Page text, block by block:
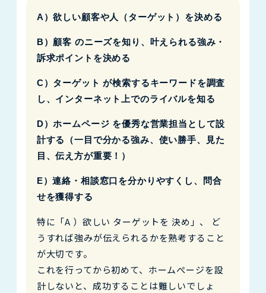
A）欲しい顧客や人（ターゲット）を決める
B）顧客 のニーズを知り、叶えられる強み・
訴求ポイントを決める
C）ターゲット が検索するキーワードを調査
し、インターネット上でのライバルを知る
D）ホームページ を優秀な営業担当として設
計する（一目で分かる強み、使い勝手、見た
目、伝え方が重要！）
E）連絡・相談窓口を分かりやすくし、問合
せを獲得する
特に「A ）欲しい ターゲットを 決め」、 ど
うすれば強みが伝えられるかを熟考すること
が大切です。
これを行ってから初めて、ホームぺージを設
計しないと、成功することは難しいでしょ